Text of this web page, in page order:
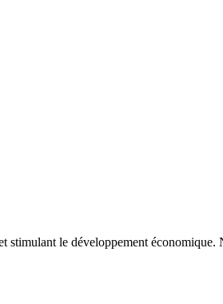
stimulant le développement économique.